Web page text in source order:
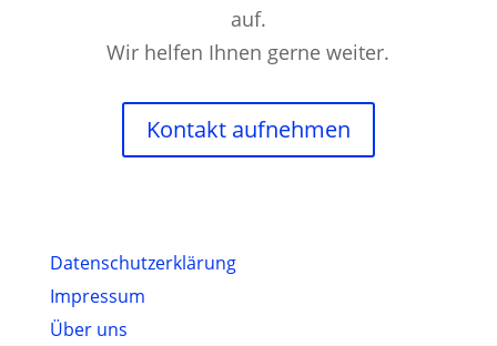
auf.
Wir helfen Ihnen gerne weiter.
Kontakt aufnehmen
Datenschutz­erklärung
Impressum
Über uns